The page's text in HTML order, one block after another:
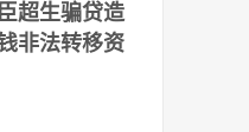
超生骗贷造
非法转移资